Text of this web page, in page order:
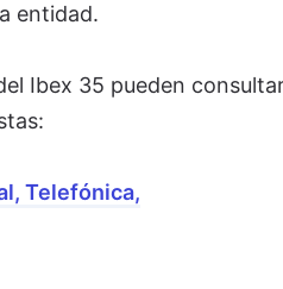
entidad.
Ibex 35 pueden
Telefónica,